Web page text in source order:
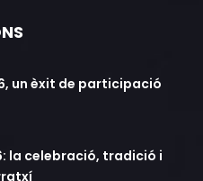
un èxit de participació
la celebració, tradició i